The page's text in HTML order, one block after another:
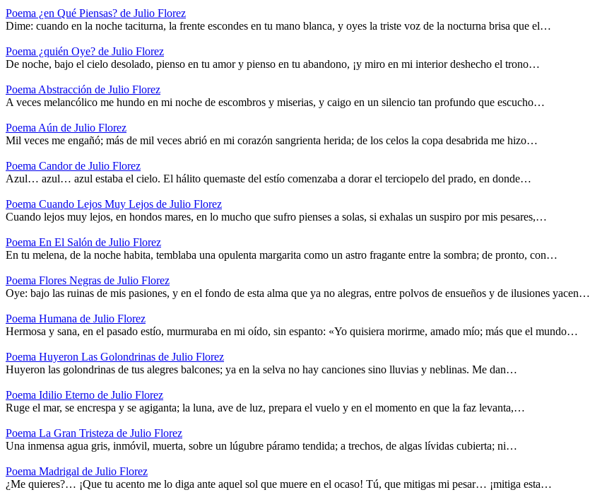
Poema ¿en Qué Piensas? de Julio Florez
Dime: cuando en la noche taciturna, la frente escondes en tu mano blanca, y oyes la triste voz de la nocturna brisa que el…
Poema ¿quién Oye? de Julio Florez
De noche, bajo el cielo desolado, pienso en tu amor y pienso en tu abandono, ¡y miro en mi interior deshecho el trono…
Poema Abstracción de Julio Florez
A veces melancólico me hundo en mi noche de escombros y miserias, y caigo en un silencio tan profundo que escucho…
Poema Aún de Julio Florez
Mil veces me engañó; más de mil veces abrió en mi corazón sangrienta herida; de los celos la copa desabrida me hizo…
Poema Candor de Julio Florez
Azul… azul… azul estaba el cielo. El hálito quemaste del estío comenzaba a dorar el terciopelo del prado, en donde…
Poema Cuando Lejos Muy Lejos de Julio Florez
Cuando lejos muy lejos, en hondos mares, en lo mucho que sufro pienses a solas, si exhalas un suspiro por mis pesares,…
Poema En El Salón de Julio Florez
En tu melena, de la noche habita, temblaba una opulenta margarita como un astro fragante entre la sombra; de pronto, con…
Poema Flores Negras de Julio Florez
Oye: bajo las ruinas de mis pasiones, y en el fondo de esta alma que ya no alegras, entre polvos de ensueños y de ilusiones yacen…
Poema Humana de Julio Florez
Hermosa y sana, en el pasado estío, murmuraba en mi oído, sin espanto: «Yo quisiera morirme, amado mío; más que el mundo…
Poema Huyeron Las Golondrinas de Julio Florez
Huyeron las golondrinas de tus alegres balcones; ya en la selva no hay canciones sino lluvias y neblinas. Me dan…
Poema Idilio Eterno de Julio Florez
Ruge el mar, se encrespa y se agiganta; la luna, ave de luz, prepara el vuelo y en el momento en que la faz levanta,…
Poema La Gran Tristeza de Julio Florez
Una inmensa agua gris, inmóvil, muerta, sobre un lúgubre páramo tendida; a trechos, de algas lívidas cubierta; ni…
Poema Madrigal de Julio Florez
¿Me quieres?… ¡Que tu acento me lo diga ante aquel sol que muere en el ocaso! Tú, que mitigas mi pesar… ¡mitiga esta…